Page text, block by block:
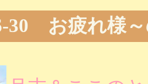
30 お疲れ様